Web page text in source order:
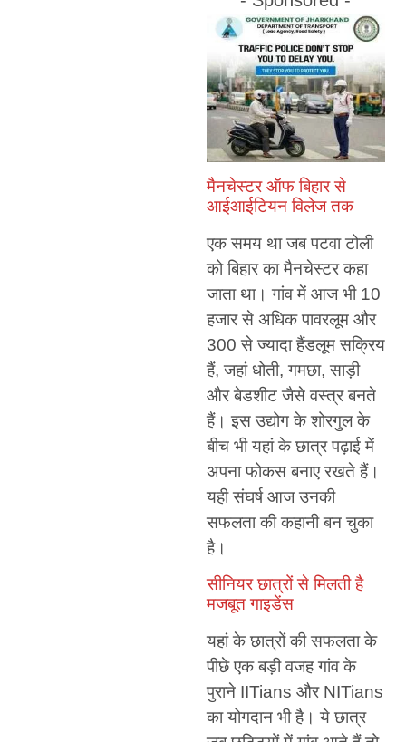
मैनचेस्टर ऑफ बिहार से
आईआईटियन विलेज तक
एक समय था जब पटवा टोली
को बिहार का मैनचेस्टर कहा
जाता था। गांव में आज भी 10
हजार से अधिक पावरलूम और
300 से ज्यादा हैंडलूम सक्रिय
हैं, जहां धोती, गमछा, साड़ी
और बेडशीट जैसे वस्त्र बनते
हैं। इस उद्योग के शोरगुल के
बीच भी यहां के छात्र पढ़ाई में
अपना फोकस बनाए रखते हैं।
यही संघर्ष आज उनकी
सफलता की कहानी बन चुका
है।
सीनियर छात्रों से मिलती है
मजबूत गाइडेंस
यहां के छात्रों की सफलता के
पीछे एक बड़ी वजह गांव के
पुराने IITians और NITians
का योगदान भी है। ये छात्र